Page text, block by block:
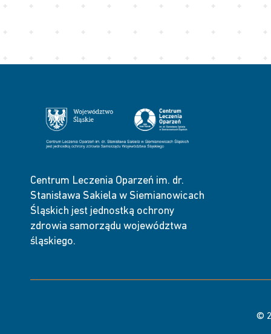
Centrum Leczenia Oparzeń im. dr.
Stanisława Sakiela w Siemianowicach
Śląskich jest jednostką ochrony
zdrowia samorządu województwa
śląskiego.
©